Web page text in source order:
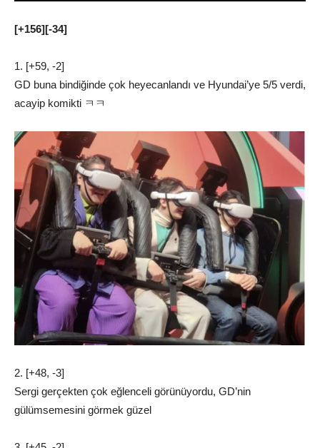
[+156][-34]
1. [+59, -2]
GD buna bindiğinde çok heyecanlandı ve Hyundai’ye 5/5 verdi,
acayip komikti ㅋㅋ
2. [+48, -3]
Sergi gerçekten çok eğlenceli görünüyordu, GD’nin
gülümsemesini görmek güzel